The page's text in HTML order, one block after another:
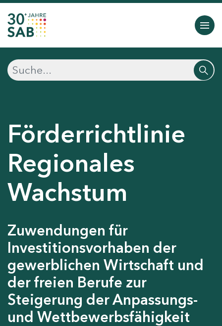
Förderrichtlinie
Regionales
Wachstum
Zuwendungen für
Investitionsvorhaben der
gewerblichen Wirtschaft und
der freien Berufe zur
Steigerung der Anpassungs-
und Wettbewerbsfähigkeit